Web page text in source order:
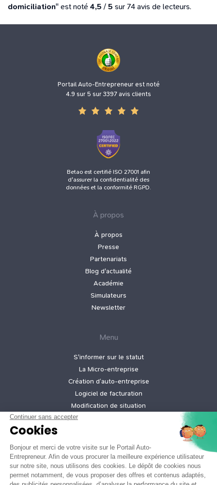
domiciliation" est noté 4,5 / 5 sur 74 avis de lecteurs.
Portail Auto-Entrepreneur est noté
4.9 sur 5 sur 3397 avis clients
Betao est certifié ISO 27001 afin
d'assurer la confidentialité des
données et la conformité RGPD.
À propos
À propos
Presse
Partenariats
Blog d'actualité
Académie
Simulateurs
Newsletter
Menu
S'informer sur le statut
La Micro‑entreprise
Création d’auto‑entreprise
Logiciel de facturation
Modification de situation
Création micro-entreprise gratuite
Informations légales